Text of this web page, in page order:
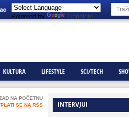
Powered by Translate
KULTURA LIFESTYLE SCI/TECH
NA POČETNU
SE NA RSS INTERVJUI